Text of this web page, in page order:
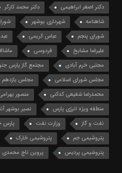
دکتر اصغر ابراهیمی
دکتر محمد کارگر
شاهنامه
شهرداری بوشهر
شورای پنجم
عباس کریمی
علیرضا مشایخ
فردوسی
مجتبی خرم آبادی
مجتمع گاز پارس
مجلس شورای اسلامی
مجلس یازدهم
محمدرضا شفیعی کدکنی
منصور
منطقه ویژه انرژی پارس
نصیر بوشهر
نفت و گاز
وزارت نفت پارس
پتروشیمی جم
پتروشیمی خارک
پتروشیمی پردیس
پروین تاج محمدی